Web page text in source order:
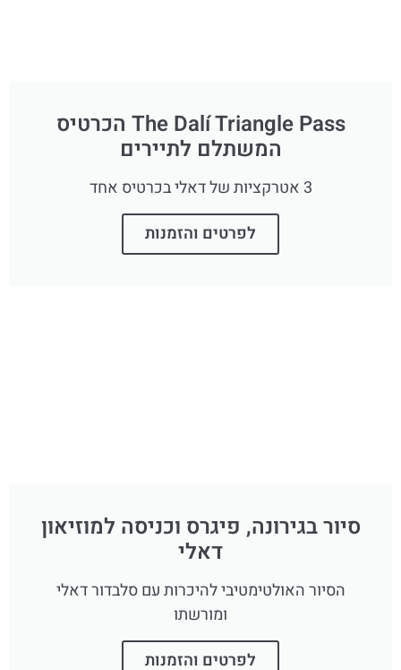
The Dalí Triangle Pass הכרטיס
המשתלם לתיירים
3 אטרקציות של דאלי בכרטיס אחד
לפרטים והזמנות
סיור בגירונה, פיגרס וכניסה למוזיאון
דאלי
הסיור האולטימטיבי להיכרות עם סלבדור דאלי
ומורשתו
לפרטים והזמנות